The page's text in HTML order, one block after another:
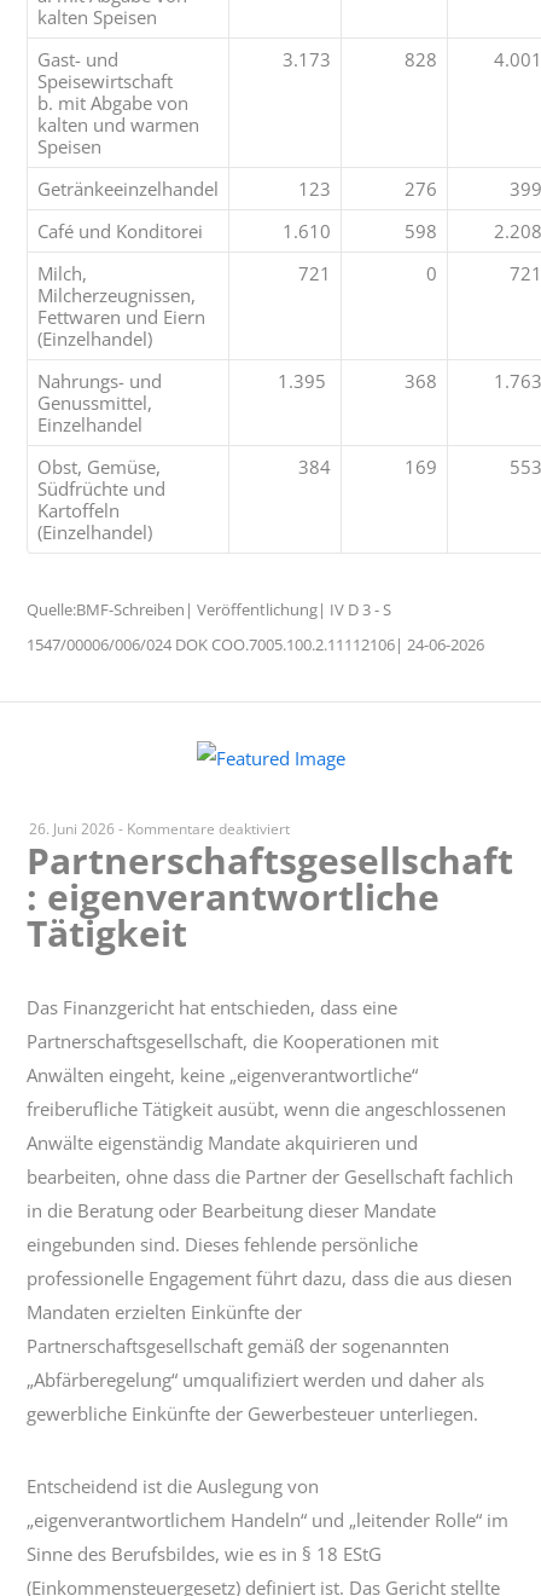
kalten Speisen
Gast- und
Speisewirtschaft
b. mit Abgabe von
kalten und warmen
Speisen
3.173 828
Getränkeeinzelhandel 123 276
Café und Konditorei
1.610 598
Milch,
Milcherzeugnissen,
Fettwaren und Eiern
(Einzelhandel)
721 0
Nahrungs- und
Genussmittel,
Einzelhandel
1.395 368
Obst, Gemüse,
Südfrüchte und
Kartoffeln
(Einzelhandel)
384 169
Quelle:BMF-Schreiben| Veröffentlichung| IV D 3 - S
1547/00006/006/024 DOK COO.7005.100.2.11112106| 24-06-2026
26. Juni 2026 - Kommentare deaktiviertfür
Partnerschaftsgesellschaft:
eigenverantwortliche
Tätigkeit
Partnerschaftsgesellschaft
: eigenverantwortliche
Tätigkeit
Das Finanzgericht hat entschieden, dass eine
Partnerschaftsgesellschaft, die Kooperationen mit
Anwälten eingeht, keine „eigenverantwortliche“
freiberufliche Tätigkeit ausübt, wenn die angeschlossenen
Anwälte eigenständig Mandate akquirieren und
bearbeiten, ohne dass die Partner der Gesellschaft fachlich
in die Beratung oder Bearbeitung dieser Mandate
eingebunden sind. Dieses fehlende persönliche
professionelle Engagement führt dazu, dass die aus diesen
Mandaten erzielten Einkünfte der
Partnerschaftsgesellschaft gemäß der sogenannten
„Abfärberegelung“ umqualifiziert werden und daher als
gewerbliche Einkünfte der Gewerbesteuer unterliegen.
Entscheidend ist die Auslegung von
„eigenverantwortlichem Handeln“ und „leitender Rolle“ im
Sinne des Berufsbildes, wie es in § 18 EStG
(Einkommensteuergesetz) definiert ist. Das Gericht stellte